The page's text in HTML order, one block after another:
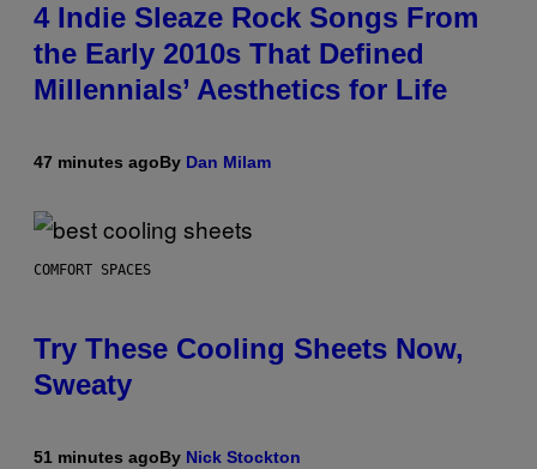
4 Indie Sleaze Rock Songs From
the Early 2010s That Defined
Millennials’ Aesthetics for Life
47 minutes agoBy Dan Milam
COMFORT SPACES
Try These Cooling Sheets Now,
Sweaty
51 minutes agoBy Nick Stockton